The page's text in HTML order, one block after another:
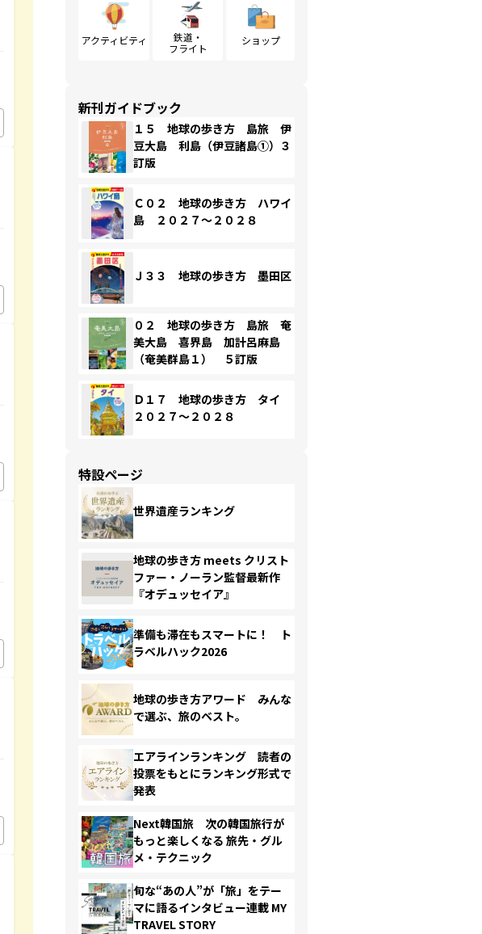
アクティビティ
鉄道・
フライト
ショップ
新刊ガイドブック
１５ 地球の歩き方 島旅 伊
豆大島 利島（伊豆諸島①）３
訂版
Ｃ０２ 地球の歩き方 ハワイ
島 ２０２７～２０２８
Ｊ３３ 地球の歩き方 墨田区
０２ 地球の歩き方 島旅 奄
美大島 喜界島 加計呂麻島
（奄美群島１） ５訂版
Ｄ１７ 地球の歩き方 タイ
２０２７～２０２８
特設ページ
世界遺産ランキング
地球の歩き方 meets クリスト
ファー・ノーラン監督最新作
『オデュッセイア』
準備も滞在もスマートに！ ト
ラベルハック2026
地球の歩き方アワード みんな
で選ぶ、旅のベスト。
エアラインランキング 読者の
投票をもとにランキング形式で
発表
Next韓国旅 次の韓国旅行が
もっと楽しくなる 旅先・グル
メ・テクニック
旬な“あの人”が「旅」をテー
マに語るインタビュー連載 MY
TRAVEL STORY